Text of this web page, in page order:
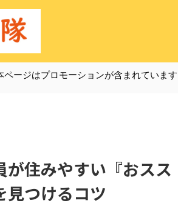
ページはプロモーションが含まれています
が住みやすい『おスス
見つけるコツ